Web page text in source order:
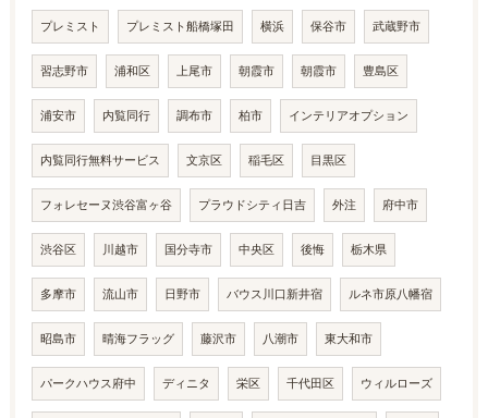
プレミスト プレミスト船橋塚田 横浜 保谷市 武蔵野市
習志野市 浦和区 上尾市 朝霞市 朝霞市 豊島区
浦安市 内覧同行 調布市 柏市 インテリアオプション
内覧同行無料サービス 文京区 稲毛区 目黒区
フォレセーヌ渋谷富ヶ谷 プラウドシティ日吉 外注 府中市
渋谷区 川越市 国分寺市 中央区 後悔 栃木県
多摩市 流山市 日野市 バウス川口新井宿 ルネ市原八幡宿
昭島市 晴海フラッグ 藤沢市 八潮市 東大和市
パークハウス府中 ディニタ 栄区 千代田区 ウィルローズ